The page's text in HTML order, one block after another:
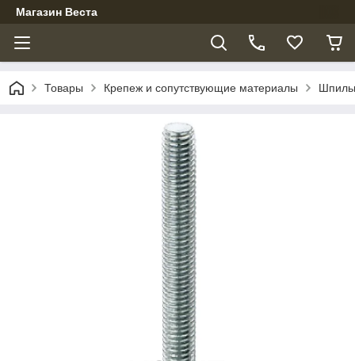
Магазин Веста
Товары Крепеж и сопутствующие материалы